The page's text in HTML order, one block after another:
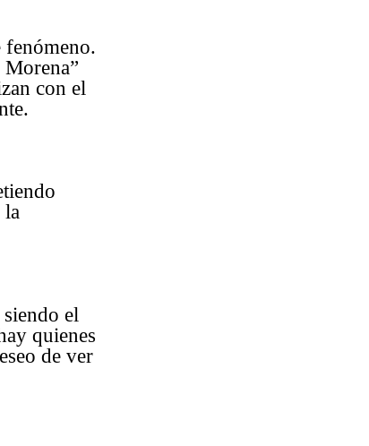
fenómeno.
con el
la
el
quienes
de ver